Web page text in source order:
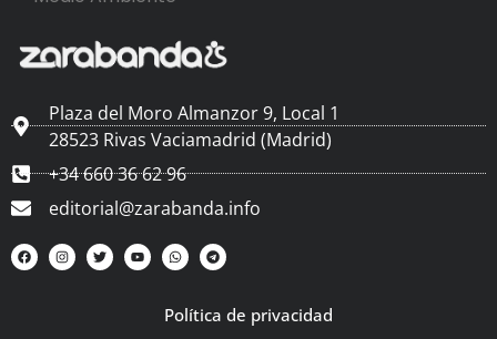
Plaza del Moro Almanzor 9, Local 1
28523 Rivas Vaciamadrid (Madrid)
+34 660 36 62 96
editorial@zarabanda.info
Política de privacidad